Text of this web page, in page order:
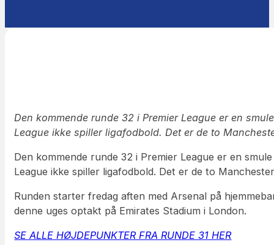
Den kommende runde 32 i Premier League er en
League ikke spiller ligafodbold. Det er de to
Den kommende runde 32 i Premier League er en
League ikke spiller ligafodbold. Det er de to
Runden starter fredag aften med Arsenal på
denne uges optakt på Emirates Stadium i London.
SE ALLE HØJDEPUNKTER FRA RUNDE 31 HER